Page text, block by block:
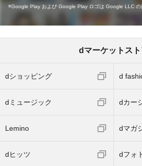
Google Play および Google Play ロゴは Google LLC の
dマーケットス
dショッピング d
dミュージック dカー
Lemino dマガ
dヒッツ dフォ